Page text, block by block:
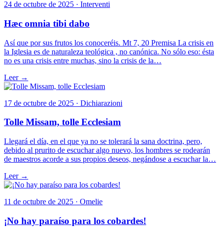
24 de octubre de 2025 · Interventi
Hæc omnia tibi dabo
Así que por sus frutos los conoceréis. Mt 7, 20 Premisa La crisis en
la Iglesia es de naturaleza teológica , no canónica. No sólo eso: ésta
no es una crisis entre muchas, sino la crisis de la…
Leer →
17 de octubre de 2025 · Dichiarazioni
Tolle Missam, tolle Ecclesiam
Llegará el día, en el que ya no se tolerará la sana doctrina, pero,
debido al prurito de escuchar algo nuevo, los hombres se rodearán
de maestros acorde a sus propios deseos, negándose a escuchar la…
Leer →
11 de octubre de 2025 · Omelie
¡No hay paraíso para los cobardes!